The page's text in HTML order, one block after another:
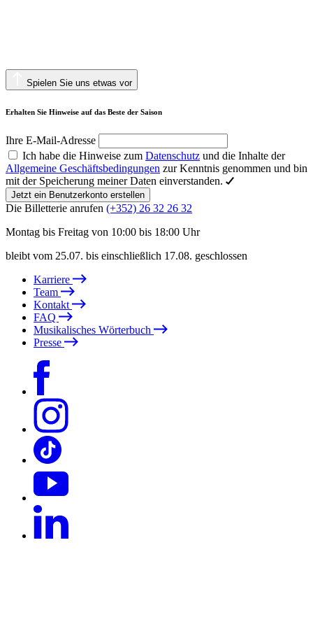
Spielen Sie uns etwas vor
Erhalten Sie Hinweise auf das Beste der Saison
Ihre E-Mail-Adresse
Ich habe die Hinweise zum Datenschutz und die Inhalte der
Allgemeine Geschäftsbedingungen zur Kenntnis genommen und bin
mit der Speicherung meiner Daten einverstanden.
Jetzt ein Benutzerkonto erstellen
Die Billetterie anrufen (+352) 26 32 26 32
Montag bis Freitag von 10:00 bis 18:00 Uhr
bleibt vom 25.07. bis einschließlich 17.08. geschlossen
Karriere
Team
Kontakt
FAQ
Musikalisches Wörterbuch
Presse